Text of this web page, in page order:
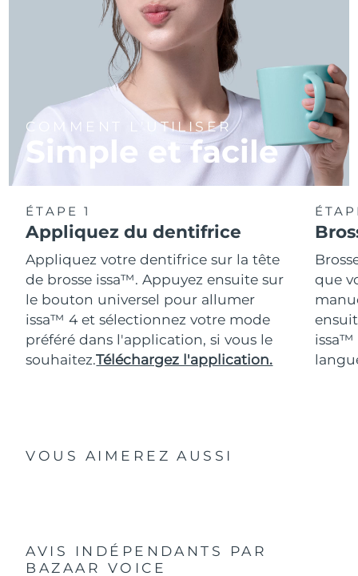
COMMENT L'UTILISER
Simple et facile
ÉTAPE 1
Appliquez du dentifrice
Appliquez votre dentifrice sur la tête
de brosse issa™. Appuyez ensuite sur
le bouton universel pour allumer
issa™ 4 et sélectionnez votre mode
préféré dans l'application, si vous le
souhaitez.Téléchargez l'application.
que
issa™
VOUS AIMEREZ AUSSI
AVIS INDÉPENDANTS
PAR
BAZAAR VOICE